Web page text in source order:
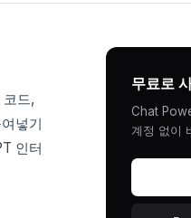
드,
넣기
인터
무료로
Chat
계정 없이